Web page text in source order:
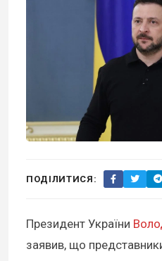
ПОДІЛИТИСЯ:
Президент України
заявив, що